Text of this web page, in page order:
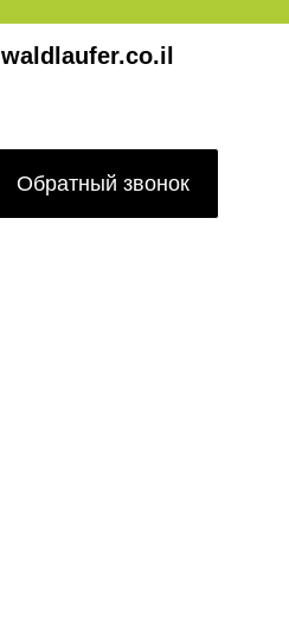
waldlaufer.co.il
Обратный звонок